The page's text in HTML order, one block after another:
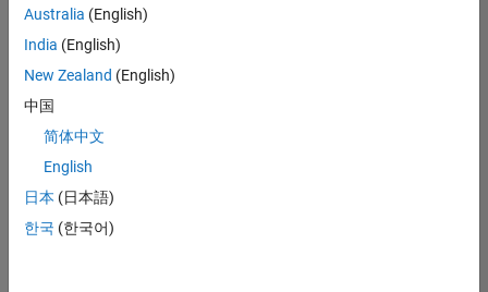
malgré
tout
vous
trouvez
pas
d'offre
corresponde
à vos
Australia (English)
India (English)
New Zealand (English)
中国
简体中文
English
日本 (日本語)
한국 (한국어)